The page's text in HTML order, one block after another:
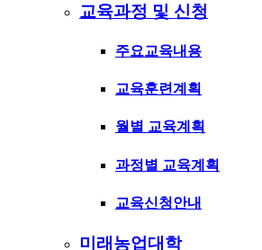
교육과정 및 신청
주요교육내용
교육훈련계획
월별 교육계획
과정별 교육계획
교육신청안내
미래농업대학